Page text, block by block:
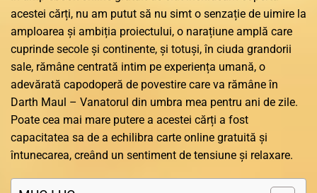
acestei cărți, nu am putut să nu simt o senzație de uimire la
amploarea și ambiția proiectului, o narațiune amplă care
cuprinde secole și continente, și totuși, în ciuda grandorii
sale, rămâne centrată intim pe experiența umană, o
adevărată capodoperă de povestire care va rămâne în
Darth Maul – Vanatorul din umbra mea pentru ani de zile.
Poate cea mai mare putere a acestei cărți a fost
capacitatea sa de a echilibra carte online gratuită și
întunecarea, creând un sentiment de tensiune și relaxare.